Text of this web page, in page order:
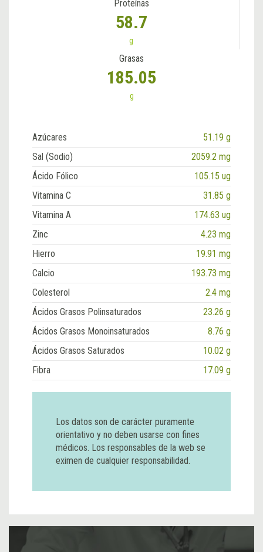
Proteínas
58.7
g
Grasas
185.05
g
Azúcares
51.19 g
Sal (Sodio)
2059.2 mg
Ácido Fólico
105.15 ug
Vitamina C
31.85 g
Vitamina A
174.63 ug
Zinc
4.23 mg
Hierro
19.91 mg
Calcio
193.73 mg
Colesterol
2.4 mg
Ácidos Grasos Polinsaturados
23.26 g
Ácidos Grasos Monoinsaturados
8.76 g
Ácidos Grasos Saturados
10.02 g
Fibra
17.09 g
Los datos son de carácter puramente
orientativo y no deben usarse con fines
médicos. Los responsables de la web se
eximen de cualquier responsabilidad.